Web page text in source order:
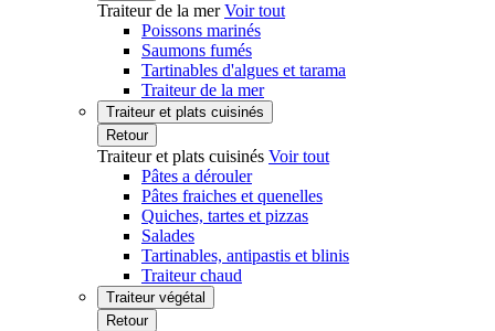
Traiteur de la merVoir tout
Poissons marinés
Saumons fumés
Tartinables d'algues et tarama
Traiteur de la mer
Traiteur et plats cuisinés
Retour
Traiteur et plats cuisinés Voir tout
Pâtes a dérouler
Pâtes fraiches et quenelles
Quiches, tartes et pizzas
Salades
Tartinables, antipastis et blinis
Traiteur chaud
Traiteur végétal
Retour